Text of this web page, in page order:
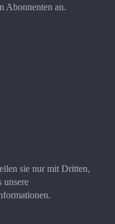
Abonnenten an.
sie nur mit Dritten,
unsere